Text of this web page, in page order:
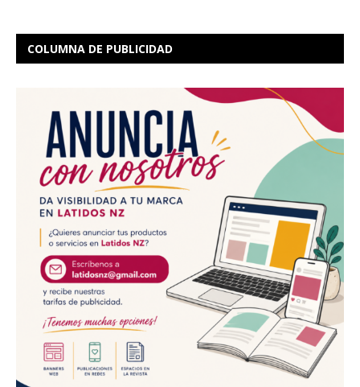
COLUMNA DE PUBLICIDAD